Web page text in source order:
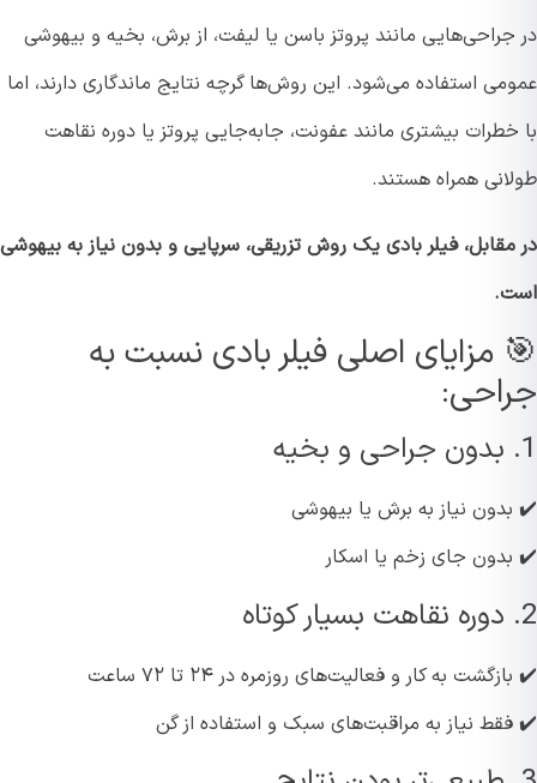
مانند پروتز باسن یا لیفت، از برش، بخیه و بیهوشی
استفاده می‌شود. این روش‌ها گرچه نتایج ماندگاری دارند، اما
بیشتری مانند عفونت، جا‌به‌جایی پروتز یا دوره نقاهت
همراه هستند.
فیلر بادی یک روش تزریقی، سرپایی و بدون نیاز به بیهوشی
مزایای اصلی فیلر بادی نسبت به
نیاز به برش یا بیهوشی
جای زخم یا اسکار
به کار و فعالیت‌های روزمره در ۲۴ تا ۷۲ ساعت
نیاز به مراقبت‌های سبک و استفاده از گن